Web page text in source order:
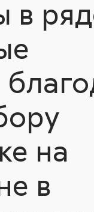
в
на
в